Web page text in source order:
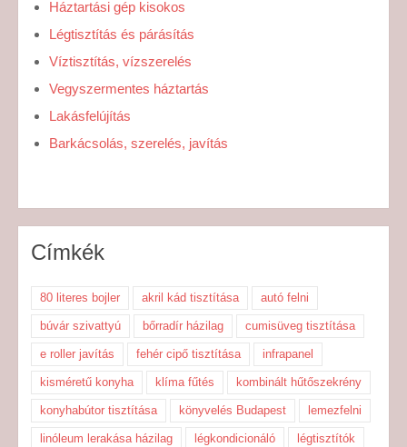
Háztartási gép kisokos
Légtisztítás és párásítás
Víztisztítás, vízszerelés
Vegyszermentes háztartás
Lakásfelújítás
Barkácsolás, szerelés, javítás
Címkék
80 literes bojler akril kád tisztítása autó felni
búvár szivattyú bőrradír házilag cumisüveg tisztítása
e roller javítás fehér cipő tisztítása infrapanel
kisméretű konyha klíma fűtés kombinált hűtőszekrény
konyhabútor tisztítása könyvelés Budapest lemezfelni
linóleum lerakása házilag légkondicionáló légtisztítók